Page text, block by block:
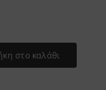
στο καλάθι